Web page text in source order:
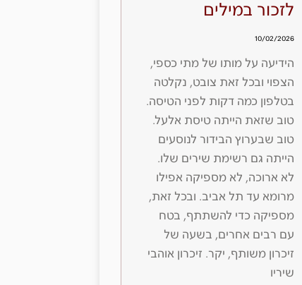
לזכור במילים
10/02/2026
הידיעה על מותו של מתי כספי,
הצפוי ובכל זאת צובט, נקלטה
בטלפון כמה דקות לפני הטיסה.
טוב שזאת הייתה טיסת אלעל.
טוב שבערוץ הבידור לנוסעים
הייתה גם רשימת שירים שלו.
לא ארוכה, לא מספיקה אפילו
מרומא עד תל אביב. ובכל זאת,
מספיקה כדי להשתתף, בטח
עם רבים אחרים, בשעה של
זיכרון משותף, יקר. זיכרון אוהבי
שיריו